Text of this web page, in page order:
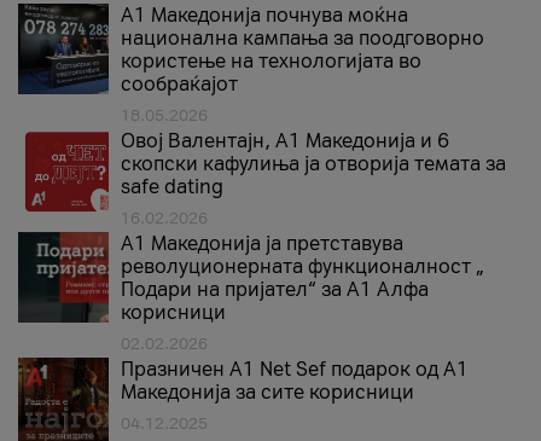
A1 Македонија почнува моќна
национална кампања за поодговорно
користење на технологијата во
сообраќајот
18.05.2026
Овој Валентајн, A1 Македонија и 6
скопски кафулиња ја отворија темата за
safe dating
16.02.2026
А1 Македонија ја претставува
револуционерната функционалност „
Подари на пријател“ за А1 Алфа
корисници
02.02.2026
Празничен A1 Net Sеf подарок од А1
Македонија за сите корисници
04.12.2025